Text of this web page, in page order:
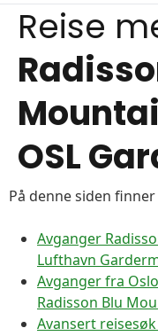
Reise
OSL
På denne siden
Avganger
Lufthavn
Avganger fra
Radisson Blu
Avansert